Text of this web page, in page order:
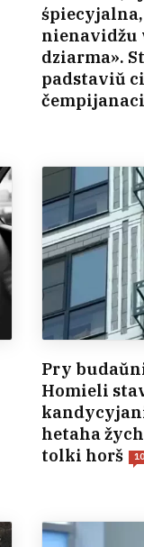
nienavidžu
dziarma».
padstaviŭ
Pry
Homieli
hetaha
tolki horš
10